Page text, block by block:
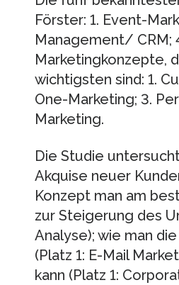
Förster: 1. Event-
Management/ CRM;
Marketingkonzepte,
wichtigsten sind: 1.
One-Marketing; 3.
Marketing.
Die Studie
Akquise neuer
Konzept man am
zur Steigerung des
Analyse); wie man
(Platz 1: E-Mail
kann (Platz 1: